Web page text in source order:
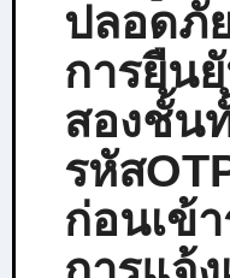
ปลอดภั
การยืน
สองชั้น
รหัส
ก่อนเข้